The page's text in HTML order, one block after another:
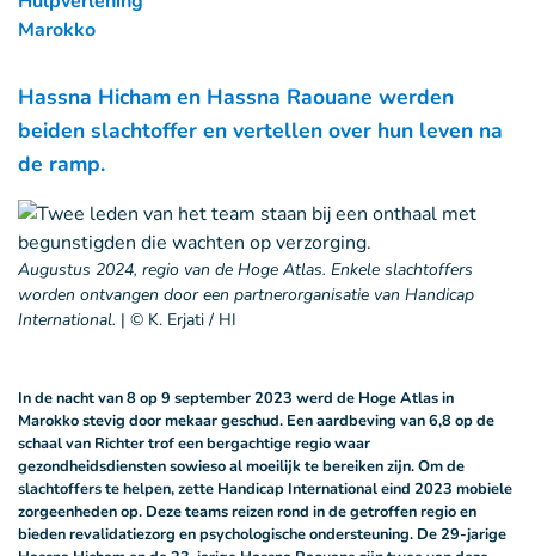
Marokko
Hassna Hicham en Hassna Raouane werden
beiden slachtoffer en vertellen over hun leven na
de ramp.
Augustus 2024, regio van de Hoge Atlas. Enkele slachtoffers
worden ontvangen door een partnerorganisatie van Handicap
International. | © K. Erjati / HI
In de nacht van 8 op 9 september 2023 werd de Hoge Atlas in
Marokko stevig door mekaar geschud. Een aardbeving van 6,8 op de
schaal van Richter trof een bergachtige regio waar
gezondheidsdiensten sowieso al moeilijk te bereiken zijn.Om de
slachtoffers te helpen, zette Handicap International eind 2023 mobiele
zorgeenheden op. Deze teams reizen rond in de getroffen regio en
bieden revalidatiezorg en psychologische ondersteuning. De 29-jarige